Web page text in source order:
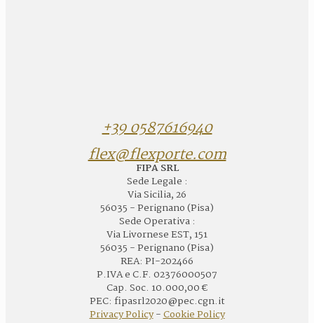
+39 0587616940
flex@flexporte.com
FIPA SRL
Sede Legale :
Via Sicilia, 26
56035 - Perignano (Pisa)
Sede Operativa :
Via Livornese EST, 151
56035 - Perignano (Pisa)
REA: PI-202466
P.IVA e C.F. 02376000507
Cap. Soc. 10.000,00 €
PEC: fipasrl2020@pec.cgn.it
Privacy Policy-Cookie Policy